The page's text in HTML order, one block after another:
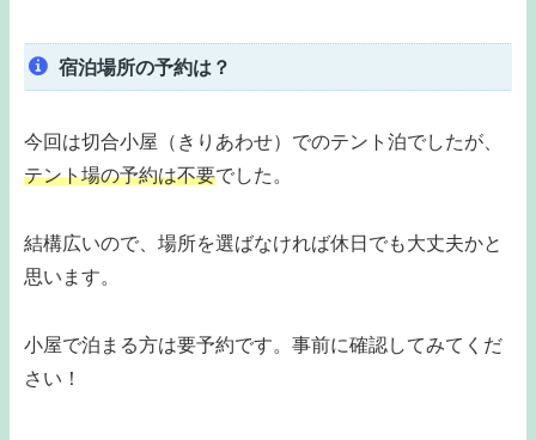
宿泊場所の予約は？
今回は切合小屋（きりあわせ）でのテント泊でしたが、
テント場の予約は不要でした。
結構広いので、場所を選ばなければ休日でも大丈夫かと
思います。
小屋で泊まる方は要予約です。事前に確認してみてくだ
さい！